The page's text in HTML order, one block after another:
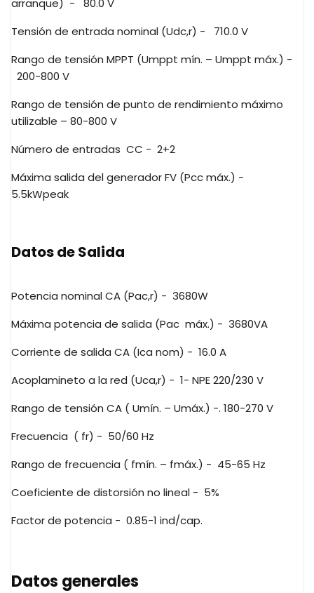
Tensión de entrada nominal (Udc,r) -
710.0 V
Rango de tensión MPPT (Umppt mín. – Umppt máx.) -
200-800 V
Rango de tensión de punto de rendimiento máximo
utilizable – 80-800 V
Número de entradas CC - 2+2
Máxima salida del generador FV (Pcc máx.) -
5.5kWpeak
Datos de Salida
Potencia nominal CA (Pac,r) - 3680W
Máxima potencia de salida (Pac máx.) - 3680VA
Corriente de salida CA (Ica nom) - 16.0 A
Acoplamineto a la red (Uca,r) - 1- NPE 220/230 V
Rango de tensión CA ( Umín. – Umáx.) -. 180-270 V
Frecuencia ( fr) - 50/60 Hz
Rango de frecuencia ( fmín. – fmáx.) - 45-65 Hz
Coeficiente de distorsión no lineal - 5%
Factor de potencia - 0.85-1 ind/cap.
Datos generales